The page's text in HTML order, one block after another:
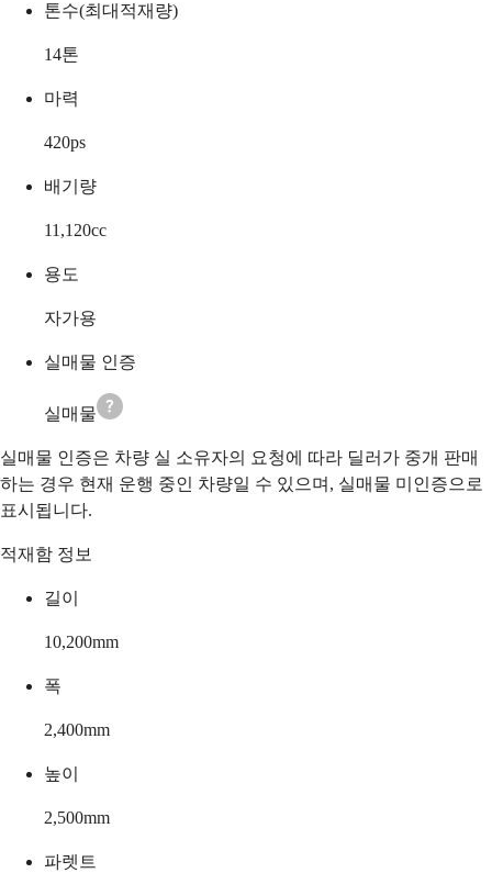
톤수(최대적재량)
14톤
마력
420ps
배기량
11,120cc
용도
자가용
실매물 인증
실매물
실매물 인증은 차량 실 소유자의 요청에 따라 딜러가 중개 판매
하는 경우 현재 운행 중인 차량일 수 있으며, 실매물 미인증으로
표시됩니다.
적재함 정보
길이
10,200mm
폭
2,400mm
높이
2,500mm
파렛트